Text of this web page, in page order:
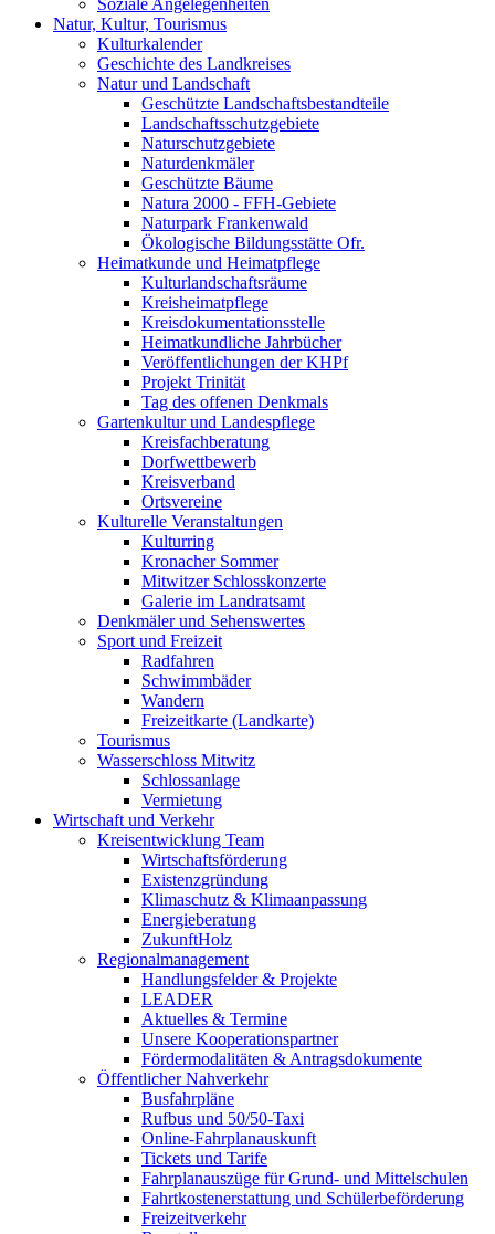
Soziale Angelegenheiten
Natur, Kultur, Tourismus
Kulturkalender
Geschichte des Landkreises
Natur und Landschaft
Geschützte Landschaftsbestandteile
Landschaftsschutzgebiete
Naturschutzgebiete
Naturdenkmäler
Geschützte Bäume
Natura 2000 - FFH-Gebiete
Naturpark Frankenwald
Ökologische Bildungsstätte Ofr.
Heimatkunde und Heimatpflege
Kulturlandschaftsräume
Kreisheimatpflege
Kreisdokumentationsstelle
Heimatkundliche Jahrbücher
Veröffentlichungen der KHPf
Projekt Trinität
Tag des offenen Denkmals
Gartenkultur und Landespflege
Kreisfachberatung
Dorfwettbewerb
Kreisverband
Ortsvereine
Kulturelle Veranstaltungen
Kulturring
Kronacher Sommer
Mitwitzer Schlosskonzerte
Galerie im Landratsamt
Denkmäler und Sehenswertes
Sport und Freizeit
Radfahren
Schwimmbäder
Wandern
Freizeitkarte (Landkarte)
Tourismus
Wasserschloss Mitwitz
Schlossanlage
Vermietung
Wirtschaft und Verkehr
Kreisentwicklung Team
Wirtschaftsförderung
Existenzgründung
Klimaschutz & Klimaanpassung
Energieberatung
ZukunftHolz
Regionalmanagement
Handlungsfelder & Projekte
LEADER
Aktuelles & Termine
Unsere Kooperationspartner
Fördermodalitäten & Antragsdokumente
Öffentlicher Nahverkehr
Busfahrpläne
Rufbus und 50/50-Taxi
Online-Fahrplanauskunft
Tickets und Tarife
Fahrplanauszüge für Grund- und Mittelschulen
Fahrtkostenerstattung und Schülerbeförderung
Freizeitverkehr